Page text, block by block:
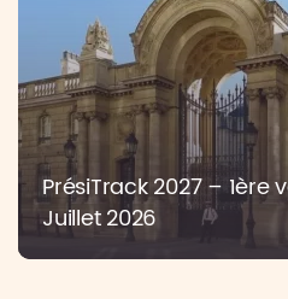
PrésiTrack 2027 – 1ère
Juillet 2026